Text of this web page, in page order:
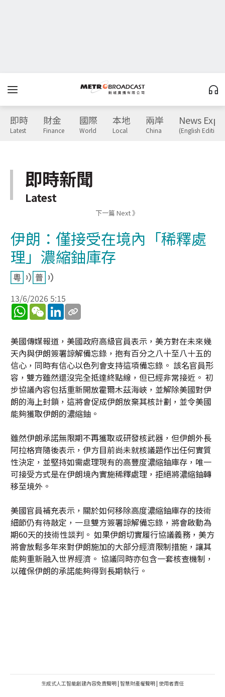
即時
Latest
財金
Finance
國際
World
本地
Local
兩岸
China
News
(English Edition)
即時新聞
Latest
下一篇 Next 》
伊朗：僅接受在境內「稀釋處
理」濃縮鈾庫存
13/6/2026 5:15
WhatsApp
WeChatLinkedIn
美國傳媒報道，美國政府高級官員表示，美方對在未來幾
天內與伊朗簽署諒解備忘錄，抱有百分之八十至八十五的
信心，同時有信心以色列會支持這項備忘錄。 該名官員形
容，雙方雖然還沒完全抵達終點線，但已經非常接近。 初
步協議內容包括重新開放霍爾木茲海峽，並解除美國對伊
朗的海上封鎖，這將會促成伊朗放棄其核計劃，並令美國
能夠獲取伊朗的濃縮鈾。
雖然伊朗承諾無限期不再獲取或研發核武器，但伊朗外長
阿拉格齊隨後表示，伊方目前尚未就核議題作出任何實質
性決定，並堅持如需處理現有的高豐度濃縮鈾庫存，唯一
可接受方式是在伊朗境內實施稀釋處理，拒絕將濃縮鈾轉
移至境外。
美國官員補充表示，關於如何移除高度濃縮鈾庫存的技術
細節仍有待敲定，一旦雙方簽署諒解備忘錄，將會啟動為
期60天的技術性談判。 如果伊朗切實履行協議義務，美方
將會放鬆多年來對伊朗施加的大部分經濟限制措施，讓其
能夠重新融入世界經濟。 協議同時亦包含一套核查機制，
以確保伊朗的承諾能夠得到長期執行。
生成式人工智能創建內容免責聲明 | 智慧財產權聲明 | 使用者責任